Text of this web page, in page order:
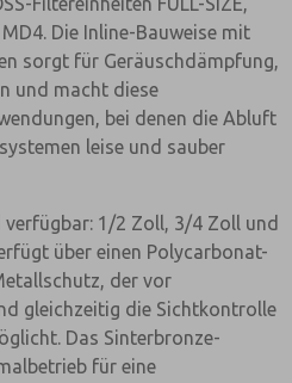
Die Inline-Bauweise mit
sorgt für Geräuschdämpfung,
und macht diese
bei denen die Abluft
leise und sauber
1/2 Zoll, 3/4 Zoll und
über einen Polycarbonat-
der vor
gleichzeitig die Sichtkontrolle
Das Sinterbronze-
für eine